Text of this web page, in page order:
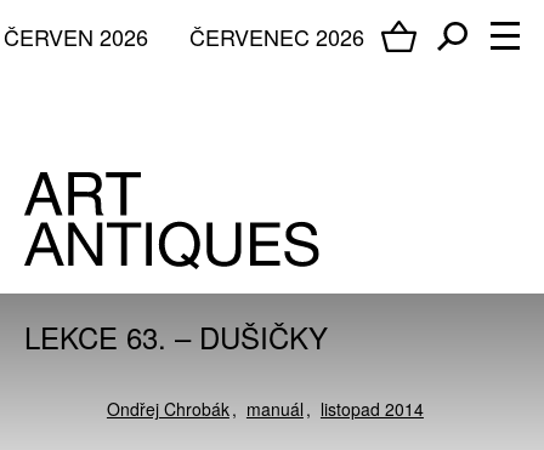
ČERVENEC 2026
ČERVEN 2026
LEKCE 63. – DUŠIČKY
Ondřej Chrobák manuál listopad 2014